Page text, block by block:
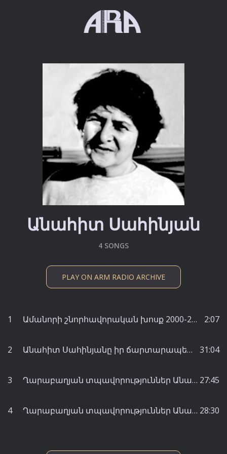
Անահիտ Սահինյան
4 SONGS
PLAY ON ARM RADIO ARCHIVE
1 Ամանորի շնորհավորական խոսք 2000-2001 - Անահիտ Սահինյան 2:07
2 Անահիտ Սահինյանը իր ճարտարապետ եղբոր մասին Անահիտ Սահինյան - Կլարա Թերզյան 31:04
3 Ղարաբաղյան տպավորություններ Անահիտ Սահինյան - Անահիտ Սահինյան 27:45
4 Ղարաբաղյան տպավորություններ Անահիտ Սահինյան - Անահիտ Սահինյան 28:30